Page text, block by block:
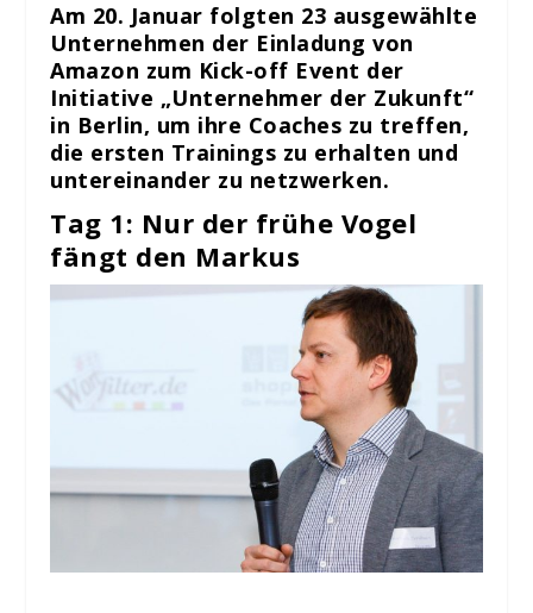
Am 20. Januar folgten 23 ausgewählte
Unternehmen der Einladung von
Amazon zum Kick-off Event der
Initiative „Unternehmer der Zukunft“
in Berlin, um ihre Coaches zu treffen,
die ersten Trainings zu erhalten und
untereinander zu netzwerken.
Tag 1: Nur der frühe Vogel
fängt den Markus